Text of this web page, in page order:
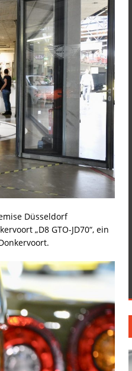
Düsseldorf
„D8 GTO-JD70“, ein